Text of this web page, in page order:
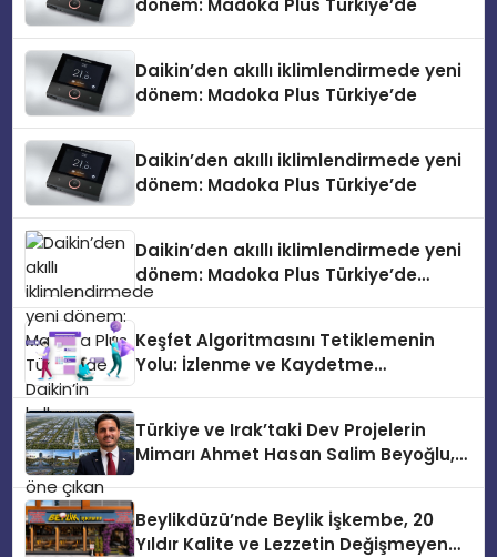
Daikin’den akıllı iklimlendirmede yeni
dönem: Madoka Plus Türkiye’de
Daikin’den akıllı iklimlendirmede yeni
dönem: Madoka Plus Türkiye’de
Daikin’den akıllı iklimlendirmede yeni
dönem: Madoka Plus Türkiye’de
Daikin’in kullanıcı dostu tasarımıyla
teknolojilerle donatılmış son modeli
VRV kontrol ünitesi Madoka Plus
Türkiye’de satışa sunuldu. Tam
dokunmatik ekranı, mobil uygulama
desteği ve akıllı sensör entegrasyonu
sayesinde iklimlendirme sistemlerinin
yönetimini daha kolay, konforlu ve
verimli hale getiriyor. Enerji
verimliliğini artırırken modern yaşam
Keşfet Algoritmasını Tetiklemenin
Yolu: İzlenme ve Kaydetme
Türkiye ve Irak’taki Dev Projelerin
Mimarı Ahmet Hasan Salim Beyoğlu,
Hayata Geçirecek
Beylikdüzü’nde Beylik İşkembe, 20
Yıldır Kalite ve Lezzetin Değişmeyen